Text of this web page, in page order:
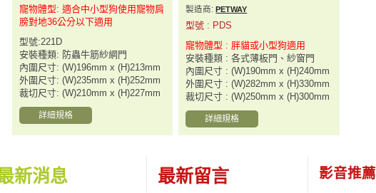
寵物體型: 適合中小型狗使用寵物肩
膀對地36公分以下適用
型號:221D
安裝種類: 防蟲牛筋紗網門
內圍尺寸: (W)196mm x (H)213mm
外圍尺寸: (W)235mm x (H)252mm
裁切尺寸: (W)210mm x (H)227mm
詳細規格
製造商:PETWAY
型號 : PDS
寵物體型 : 胖貓或小型狗適用
安裝種類 : 各式薄板門、紗窗門
內圍尺寸 : (W)190mm x (H)240mm
外圍尺寸 : (W)282mm x (H)330mm
裁切尺寸 : (W)250mm x (H)300mm
詳細規格
新消息 最新留言 影音推薦